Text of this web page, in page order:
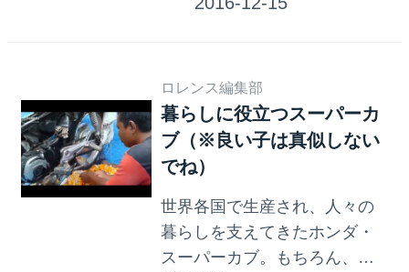
道を歩き続けてきたのだ。本
者の誇りを失ってはならな
い。そんな【Z】の名を持つバ
イク達の中から、今回は900
Super Four［Z1］を思い出し
ロレンス編集部
暮らしに役立つスーパーカ
ブ（※良い子は真似しない
でね）
世界各国で生産され、人々の
暮らしを支えてきたホンダ・
スーパーカブ。もちろん、本